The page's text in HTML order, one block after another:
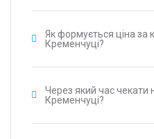
Як формується ціна за
Кременчуці?
Через який час чекати
Кременчуці?